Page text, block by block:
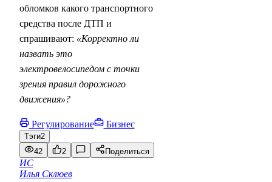
обломков какого транспортного
средства после ДТП и
спрашивают: «Корректно ли
назвать это
электровелосипедом с точки
зрения правил дорожного
движения»?
Регулирование Бизнес
Тэги2
42
2 Поделиться
ИС
Илья Склюев